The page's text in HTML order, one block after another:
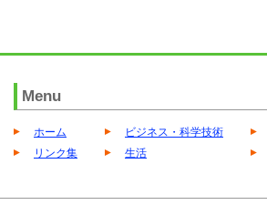
Menu
ホーム
リンク集
ビジネス・科学技術
生活